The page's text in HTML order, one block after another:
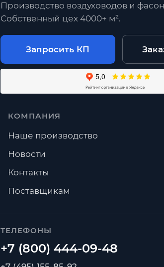
Производство воздуховодов и
Собственный цех 4000+ м².
Запросить КП
ТЕЛЕФОНЫ
КОМПАНИЯ
Наше производство
Новости
Контакты
Поставщикам